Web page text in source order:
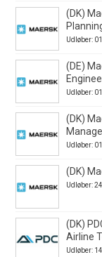
(DK)
Udløber:
(DE)
Udløber:
(DK)
Udløber:
(DK)
Udløber:
(DK)
Airline
Udløber: